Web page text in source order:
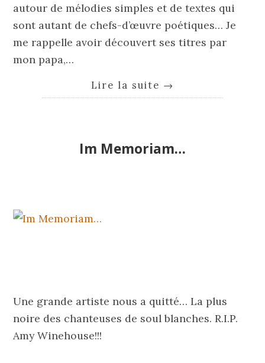
autour de mélodies simples et de textes qui
sont autant de chefs-d’œuvre poétiques… Je
me rappelle avoir découvert ses titres par
mon papa,…
Lire la suite →
Im Memoriam…
Une grande artiste nous a quitté… La plus
noire des chanteuses de soul blanches. R.I.P.
Amy Winehouse!!!